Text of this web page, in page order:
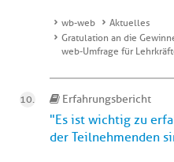
wb-web
Aktuelles
Gratulation an die
web-Umfrage für
Erfahrungsbericht
"Es ist wichtig zu
der Teilnehmenden